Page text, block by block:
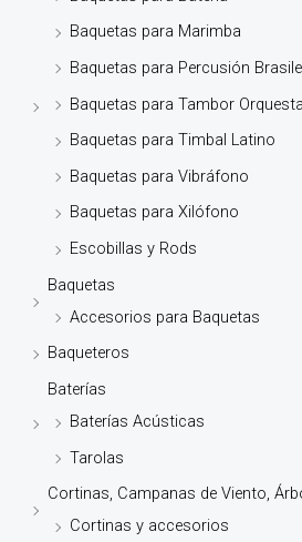
Baquetas para Marimba
Baquetas para Percusión
Baquetas para Tambor
Baquetas para Timbal Latino
Baquetas para Vibráfono
Baquetas para Xilófono
Escobillas y Rods
Baquetas
Accesorios para Baquetas
Baqueteros
Baterías
Baterías Acústicas
Tarolas
Cortinas, Campanas de Viento,
Cortinas y accesorios